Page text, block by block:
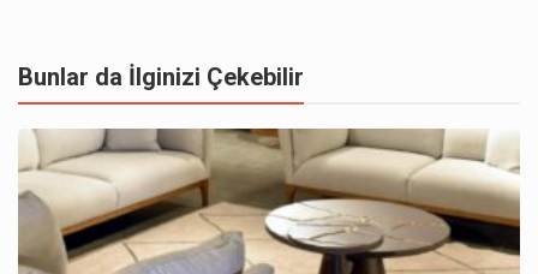
Bunlar da İlginizi Çekebilir